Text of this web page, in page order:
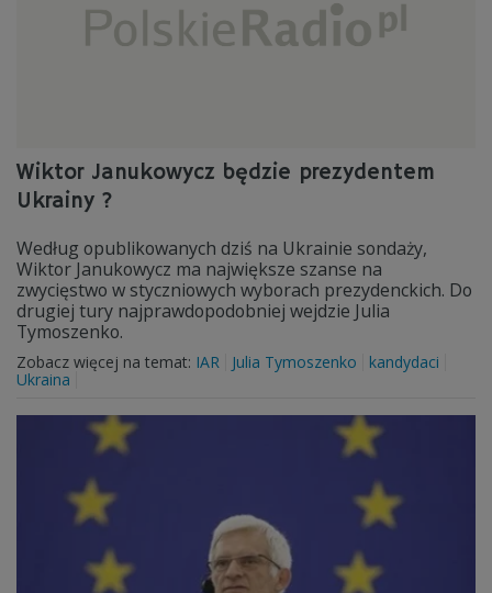
Wiktor Janukowycz będzie prezydentem
Ukrainy ?
Według opublikowanych dziś na Ukrainie sondaży,
Wiktor Janukowycz ma największe szanse na
zwycięstwo w styczniowych wyborach prezydenckich. Do
drugiej tury najprawdopodobniej wejdzie Julia
Tymoszenko.
Zobacz więcej na temat: IAR Julia Tymoszenko
kandydaci
Ukraina